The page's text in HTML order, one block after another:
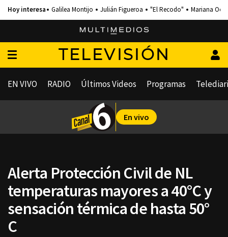
Galilea Montijo Julián Figueroa "El Recodo" Mariana
TELEVISIÓN
EN VIVO RADIO Últimos Videos Programas
En vivo
Alerta Protección Civil de NL
temperaturas mayores a 40°C y
sensación térmica de hasta 50°
C